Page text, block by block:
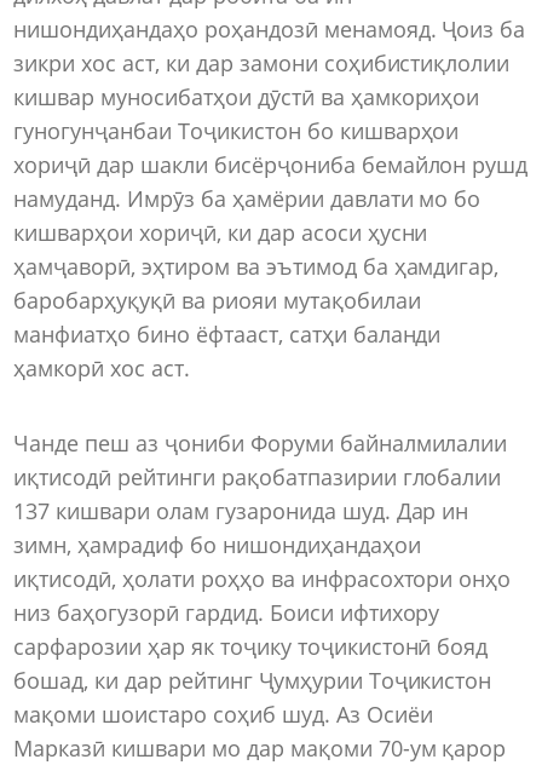
нишондиҳандаҳо роҳандозӣ менамояд. Ҷоиз ба
зикри хос аст, ки дар замони соҳибистиқлолии
кишвар муносибатҳои дӯстӣ ва ҳамкориҳои
гуногунҷанбаи Тоҷикистон бо кишварҳои
хориҷӣ дар шакли бисёрҷониба бемайлон рушд
намуданд. Имрӯз ба ҳамёрии давлати мо бо
кишварҳои хориҷӣ, ки дар асоси ҳусни
ҳамҷаворӣ, эҳтиром ва эътимод ба ҳамдигар,
баробарҳуқуқӣ ва риояи мутақобилаи
манфиатҳо бино ёфтааст, сатҳи баланди
ҳамкорӣ хос аст.
Чанде пеш аз ҷониби Форуми байналмилалии
иқтисодӣ рейтинги рақобатпазирии глобалии
137 кишвари олам гузаронида шуд. Дар ин
зимн, ҳамрадиф бо нишондиҳандаҳои
иқтисодӣ, ҳолати роҳҳо ва инфрасохтори онҳо
низ баҳогузорӣ гардид. Боиси ифтихору
сарфарозии ҳар як тоҷику тоҷикистонӣ бояд
бошад, ки дар рейтинг Ҷумҳурии Тоҷикистон
мақоми шоистаро соҳиб шуд. Аз Осиёи
Марказӣ кишвари мо дар мақоми 70-ум қарор